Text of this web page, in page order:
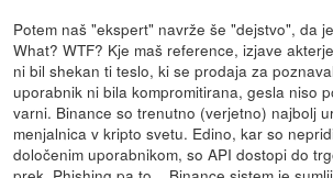
Potem naš "ekspert" navrže še "dejstvo", da
What? WTF? Kje maš reference, izjave
ni bil shekan ti teslo, ki se prodaja za
uporabnik ni bila kompromitirana, gesla niso
varni. Binance so trenutno (verjetno) najbolj
menjalnica v kripto svetu. Edino, kar so
določenim uporabnikom, so API dostopi do